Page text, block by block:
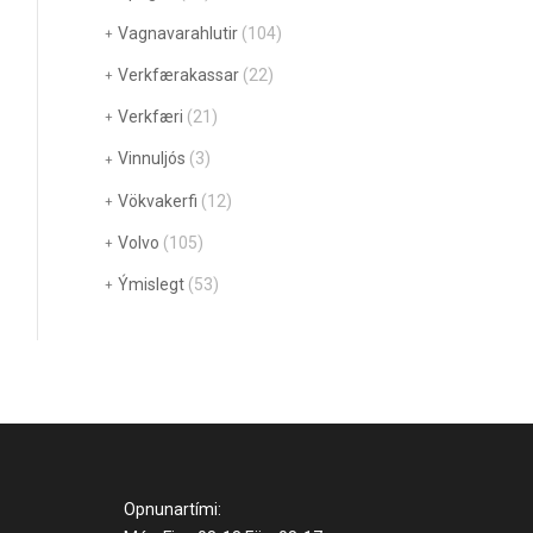
Vagnavarahlutir (104)
Verkfærakassar (22)
Verkfæri (21)
Vinnuljós (3)
Vökvakerfi (12)
Volvo (105)
Ýmislegt (53)
Opnunartími: